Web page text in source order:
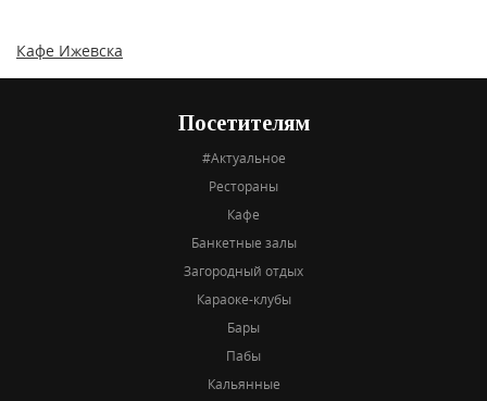
Кафе Ижевска
Посетителям
#Актуальное
Рестораны
Кафе
Банкетные залы
Загородный отдых
Караоке-клубы
Бары
Пабы
Кальянные